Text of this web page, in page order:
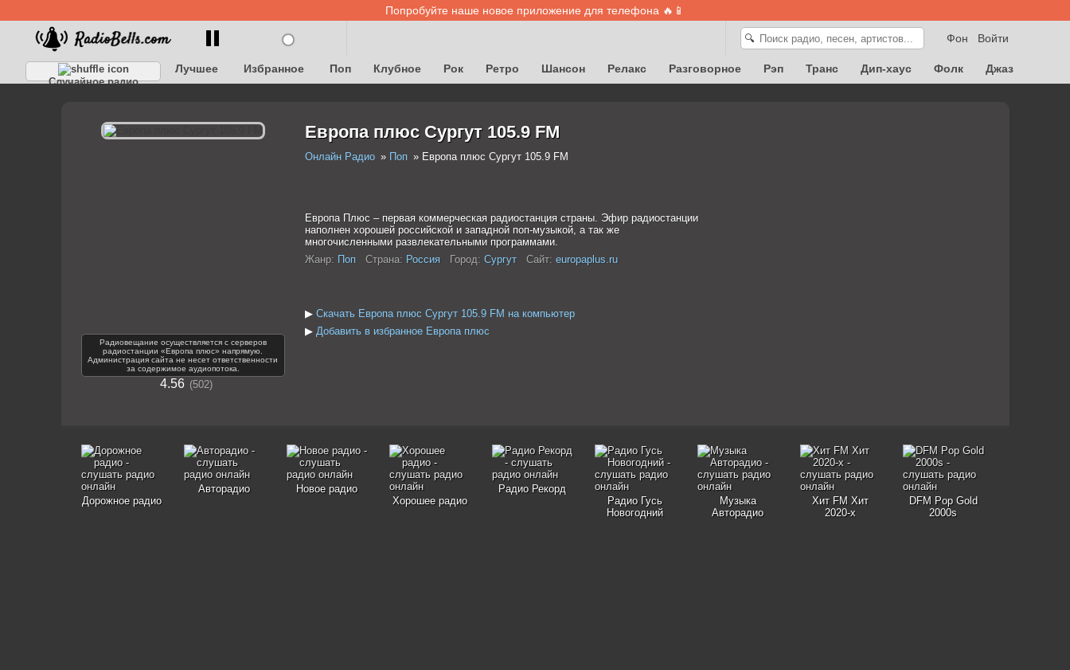
Попробуйте наше новое приложение для телефона 🔥📱
Войти
Фон
🔍
Случайное радио
Лучшее Избранное Поп Клубное Рок Ретро Шансон Релакс Разговорное Рэп Транс Дип-хаус Фолк
Джаз
Радиовещание осуществляется с серверов
радиостанции «Европа плюс» напрямую.
Администрация сайта не несет ответственности
за содержимое аудиопотока.
4.56 502
Европа плюс Сургут 105.9 FM
Онлайн Радио Поп Европа плюс Сургут 105.9 FM
Европа Плюс – первая коммерческая радиостанция страны. Эфир радиостанции
наполнен хорошей российской и западной поп-музыкой, а так же
многочисленными развлекательными программами.
Жанр: Поп Страна: Россия Город: Сургут Сайт: europaplus.ru
▶ Скачать Европа плюс Сургут 105.9 FM на компьютер
▶ Добавить в избранное Европа плюс
Дорожное радио
Авторадио
Новое радио
Хорошее радио
Радио Рекорд
Радио Гусь
Новогодний
Музыка
Авторадио
Хит FM Хит
2020-х
DFM Pop Gold
2000s